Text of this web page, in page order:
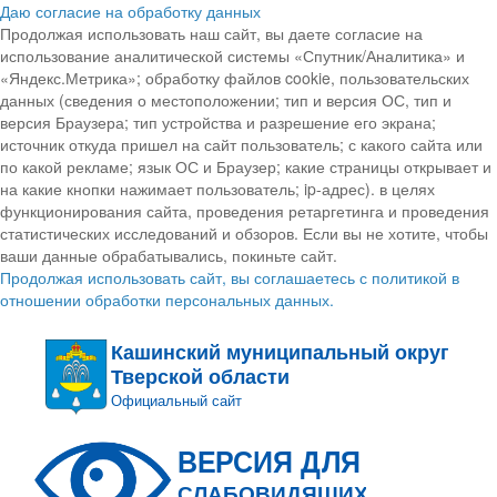
Даю согласие на обработку данных
Продолжая использовать наш сайт, вы даете согласие на
использование аналитической системы «Спутник/Аналитика» и
«Яндекс.Метрика»; обработку файлов cookie, пользовательских
данных (сведения о местоположении; тип и версия ОС, тип и
версия Браузера; тип устройства и разрешение его экрана;
источник откуда пришел на сайт пользователь; с какого сайта или
по какой рекламе; язык ОС и Браузер; какие страницы открывает и
на какие кнопки нажимает пользователь; ip-адрес). в целях
функционирования сайта, проведения ретаргетинга и проведения
статистических исследований и обзоров. Если вы не хотите, чтобы
ваши данные обрабатывались, покиньте сайт.
Продолжая использовать сайт, вы соглашаетесь с политикой в
отношении обработки персональных данных.